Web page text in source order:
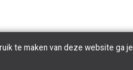
te maken van deze website ga je